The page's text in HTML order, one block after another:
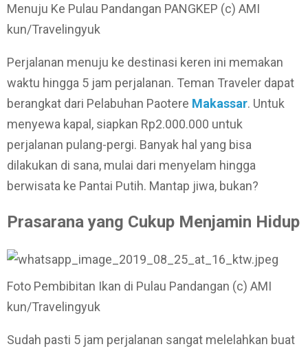
Menuju Ke Pulau Pandangan PANGKEP (c) AMI
kun/Travelingyuk
Perjalanan menuju ke destinasi keren ini memakan
waktu hingga 5 jam perjalanan. Teman Traveler dapat
berangkat dari Pelabuhan Paotere Makassar. Untuk
menyewa kapal, siapkan Rp2.000.000 untuk
perjalanan pulang-pergi. Banyak hal yang bisa
dilakukan di sana, mulai dari menyelam hingga
berwisata ke Pantai Putih. Mantap jiwa, bukan?
Prasarana yang Cukup Menjamin Hidup
Foto Pembibitan Ikan di Pulau Pandangan (c) AMI
kun/Travelingyuk
Sudah pasti 5 jam perjalanan sangat melelahkan buat